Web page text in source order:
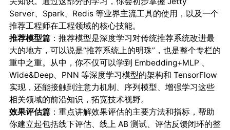
Server、Spark、Redis 等业界主流工具的使用，以及一个
推荐工程师在工程领域的核心技能。
推荐模型篇：推荐模型是深度学习对传统推荐系统改进最
大的地方，可以说是“推荐系统上的明珠”，也是整个专栏的
重中之重。从中，你不仅可以学到 Embedding+MLP 、
Wide&Deep、PNN 等深度学习模型的架构和 TensorFlow
实现，还能接触到注意力机制、序列模型、增强学习这些
相关领域的前沿知识，拓宽技术视野。
效果评估篇：重点讲解效果评估的主要方法和指标，帮助
你建立起包括线下评估、线上 AB 测试、评估反馈闭环的整